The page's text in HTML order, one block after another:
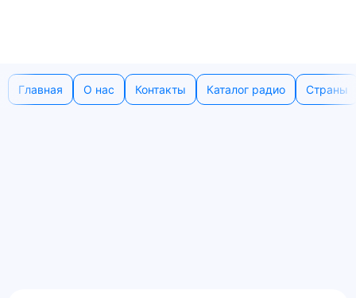
Главная О нас Контакты Каталог радио Страны